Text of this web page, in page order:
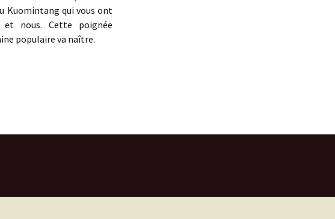
Kuomintang qui vous ont
nous. Cette poignée
populaire va naître.